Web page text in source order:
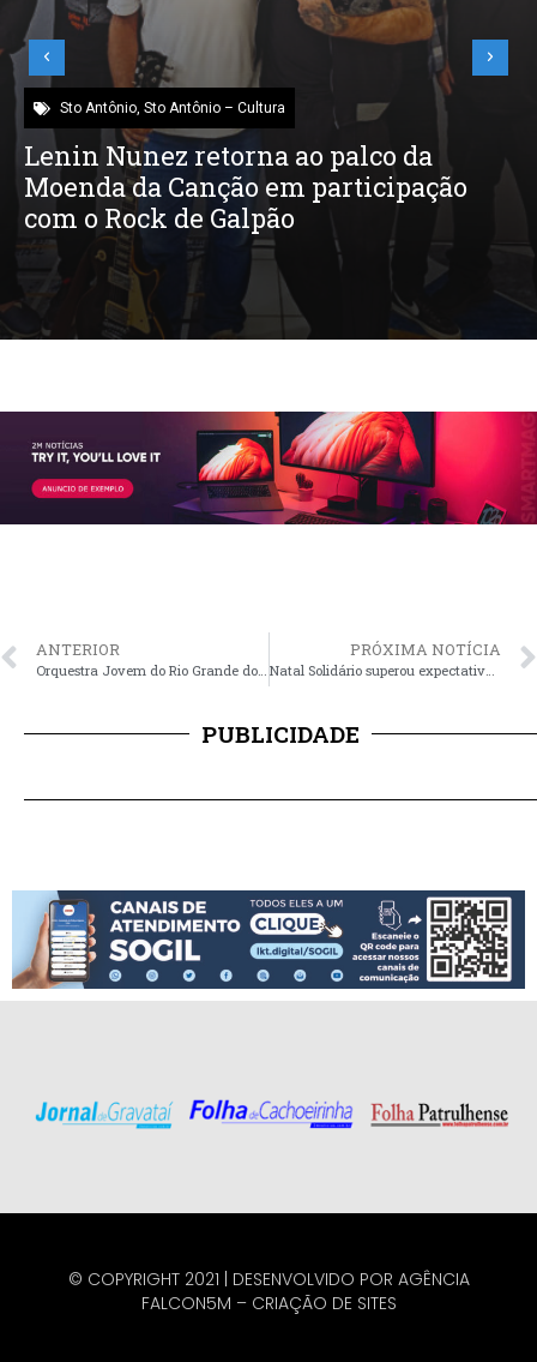
Sto Antônio, Sto Antônio – Cultura
Lenin Nunez retorna ao palco da
Moenda da Canção em participação
com o Rock de Galpão
ANTERIOR PRÓXIMA NOTÍCIA
Natal Solidário superou expectativas e muitas crianças viveram momentos inesquecíveis
PUBLICIDADE
© COPYRIGHT 2021 | DESENVOLVIDO POR AGÊNCIA
FALCON5M – CRIAÇÃO DE SITES